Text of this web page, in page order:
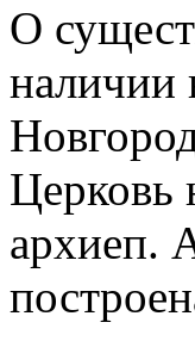
О
наличии
Церковь
архиеп.